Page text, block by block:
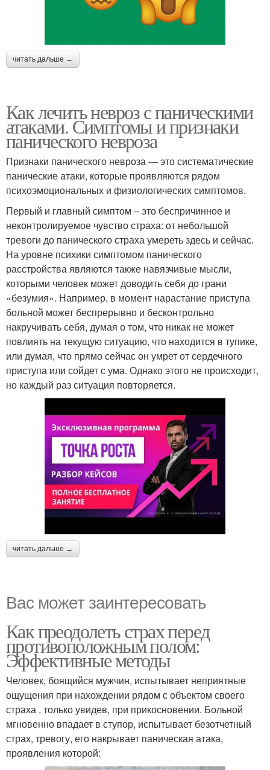
читать дальше →
Как лечить невроз с паническими
атаками. Симптомы и признаки
панического невроза
Признаки панического невроза — это систематические
панические атаки, которые проявляются рядом
психоэмоциональных и физиологических симптомов.
Первый и главный симптом – это беспричинное и
неконтролируемое чувство страха: от небольшой
тревоги до панического страха умереть здесь и сейчас.
На уровне психики симптомом панического
расстройства являются также навязчивые мысли,
которыми человек может доводить себя до грани
«безумия». Например, в момент нарастание приступа
больной может беспрерывно и бесконтрольно
накручивать себя, думая о том, что никак не может
повлиять на текущую ситуацию, что находится в тупике,
или думая, что прямо сейчас он умрет от сердечного
приступа или сойдет с ума. Однако этого не происходит,
но каждый раз ситуация повторяется.
читать дальше →
Вас может заинтересовать
Как преодолеть страх перед
противоположным полом:
Эффективные методы
Человек, боящийся мужчин, испытывает неприятные
ощущения при нахождении рядом с объектом своего
страха , только увидев, при прикосновении. Больной
мгновенно впадает в ступор, испытывает безотчетный
страх, тревогу, его накрывает паническая атака,
проявления которой: